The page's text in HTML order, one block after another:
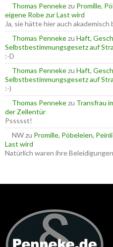
c
h
:
Thomas Pennekezu Promille,
eigene Robe zur Last wird
Ja, sie hätte hier auch
Thomas Pennekezu Haft,
Selbstbestimmungsgesetz auf
:-D
Thomas Pennekezu Haft,
Selbstbestimmungsgesetz auf
:-)
Thomas Pennekezu Transfrau
der Zellentür
Pssssst!
NWzu Promille, Pöbeleien,
Last wird
Natürlich waren ihre